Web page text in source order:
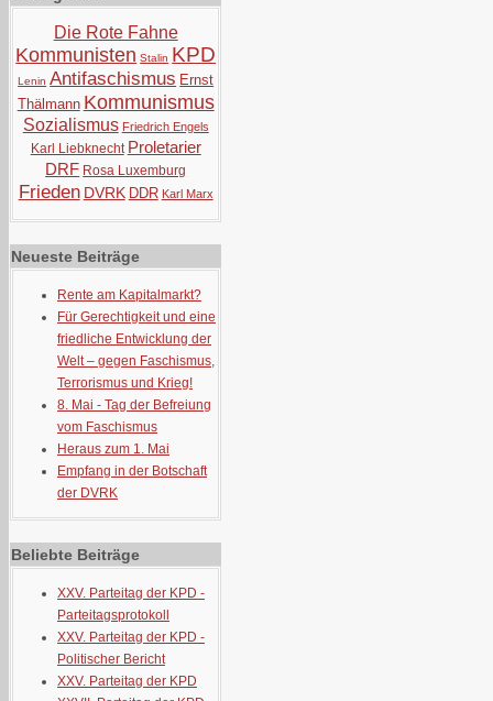
Die Rote Fahne
Kommunisten Stalin KPD
Lenin Antifaschismus Ernst
Thälmann Kommunismus
Sozialismus Friedrich Engels
Karl Liebknecht Proletarier
DRF Rosa Luxemburg
Frieden DVRK DDR Karl Marx
Neueste Beiträge
Rente am Kapitalmarkt?
Für Gerechtigkeit und eine
friedliche Entwicklung der
Welt – gegen Faschismus,
Terrorismus und Krieg!
8. Mai - Tag der Befreiung
vom Faschismus
Heraus zum 1. Mai
Empfang in der Botschaft
der DVRK
Beliebte Beiträge
XXV. Parteitag der KPD -
Parteitagsprotokoll
XXV. Parteitag der KPD -
Politischer Bericht
XXV. Parteitag der KPD